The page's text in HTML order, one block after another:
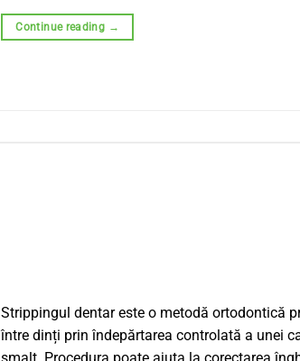
Continue reading →
Strippingul dentar este o metodă ortodontică
între dinți prin îndepărtarea controlată a unei